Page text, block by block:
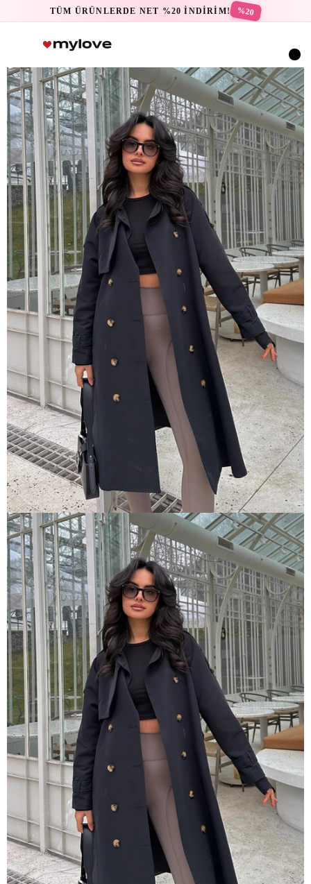
TÜM ÜRÜNLERDE NET %20 İNDİRİM! %20